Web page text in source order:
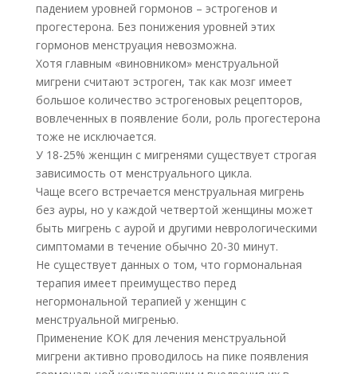
падением уровней гормонов – эстрогенов и
прогестерона. Без понижения уровней этих
гормонов менструация невозможна.
Хотя главным «виновником» менструальной
мигрени считают эстроген, так как мозг имеет
большое количество эстрогеновых рецепторов,
вовлеченных в появление боли, роль прогестерона
тоже не исключается.
У 18-25% женщин с мигренями существует строгая
зависимость от менструального цикла.
Чаще всего встречается менструальная мигрень
без ауры, но у каждой четвертой женщины может
быть мигрень с аурой и другими неврологическими
симптомами в течение обычно 20-30 минут.
Не существует данных о том, что гормональная
терапия имеет преимущество перед
негормональной терапией у женщин с
менструальной мигренью.
Применение КОК для лечения менструальной
мигрени активно проводилось на пике появления